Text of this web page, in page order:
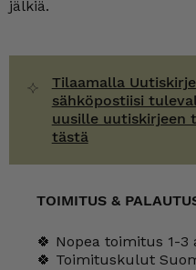
jälkiä.
Tilaamalla
sähköpostiisi
uusille uutiskirjeen
tästä
TOIMITUS &
🍀 Nopea toimitus 1-3
🍀 Toimituskulut